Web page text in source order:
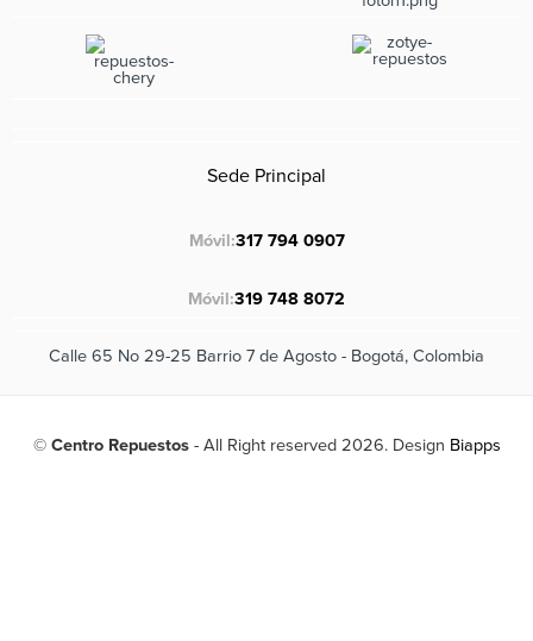
Sede Principal
Móvil:317 794 0907
Móvil:319 748 8072
Calle 65 No 29-25 Barrio 7 de Agosto - Bogotá, Colombia
© Centro Repuestos- All Right reserved 2026. Design Biapps